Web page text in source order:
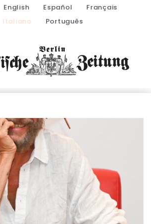
English Español
Français
Italiano
Português